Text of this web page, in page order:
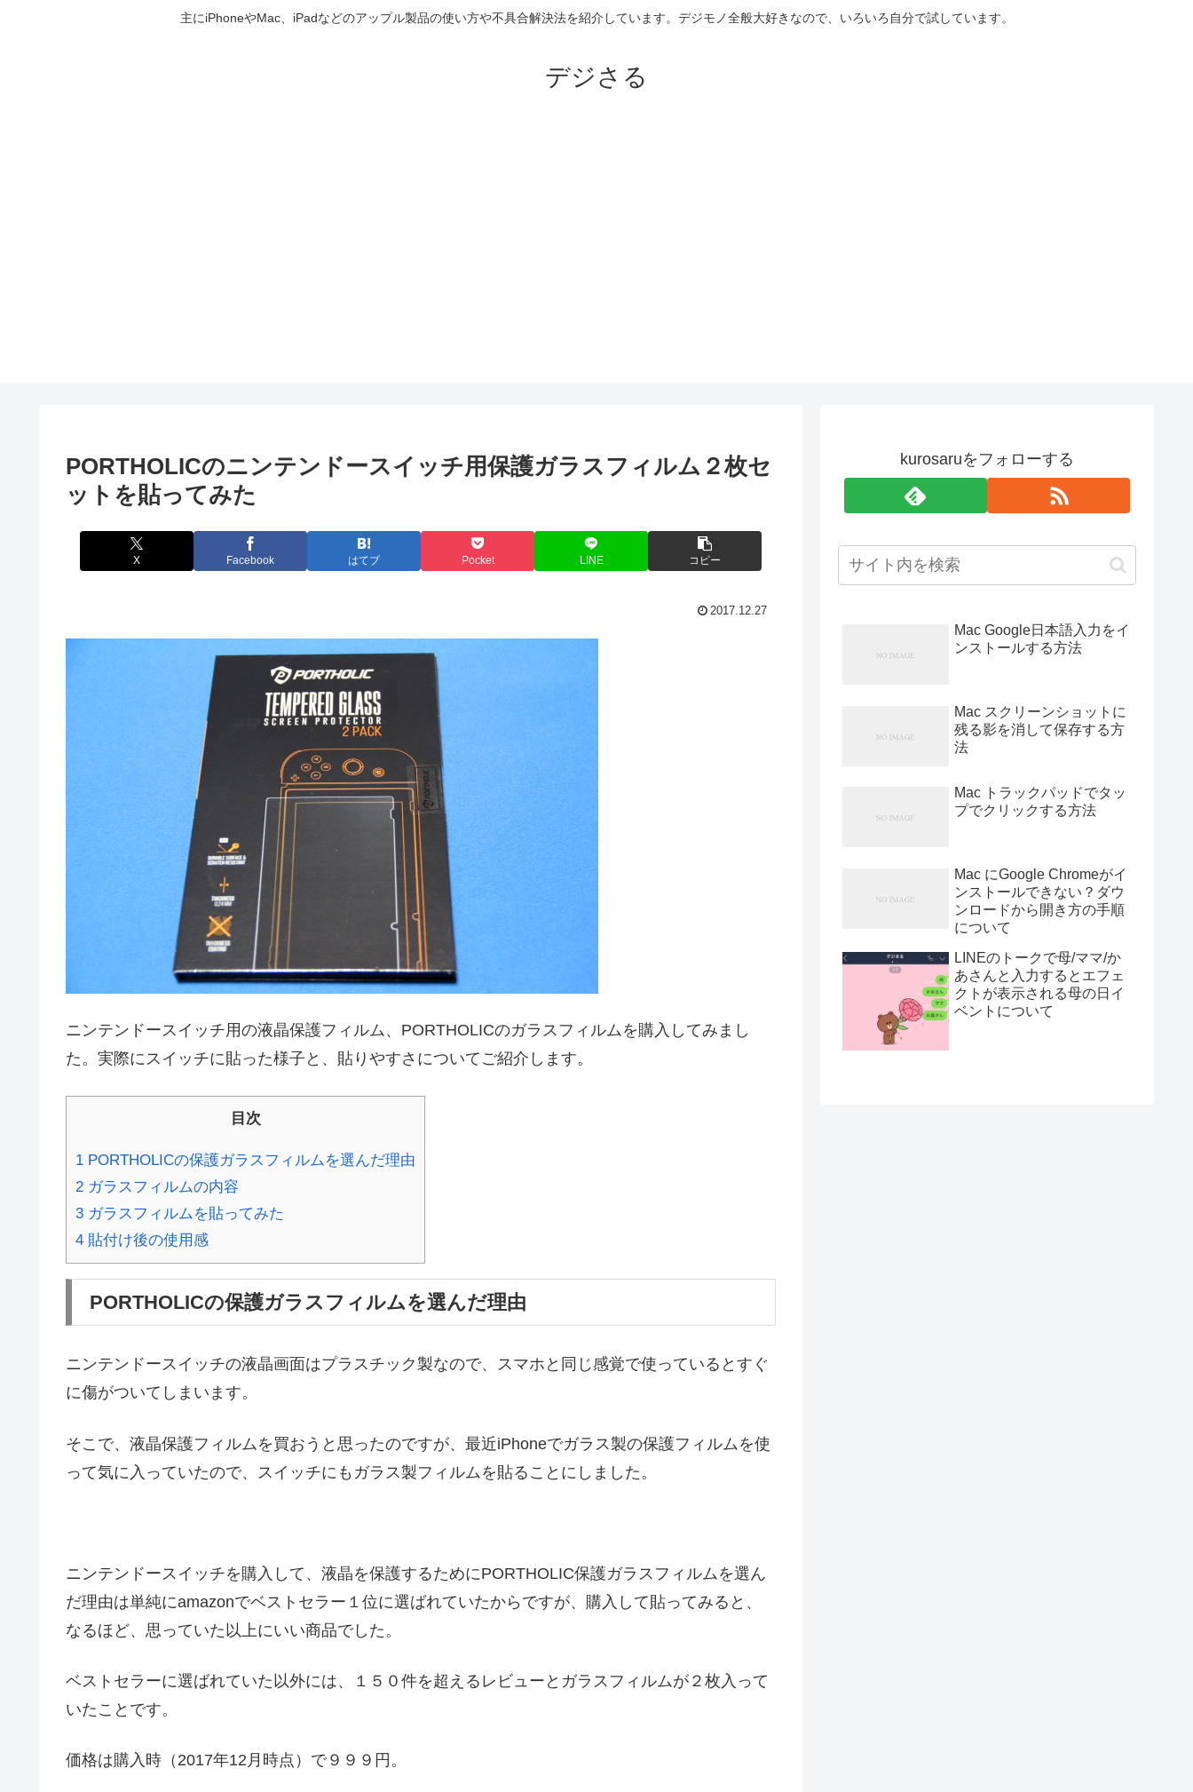
主にiPhoneやMac、iPadなどのアップル製品の使い方や不具合解決法を紹介しています。デジモノ全般大好きなので、いろいろ自分で試しています。
デジさる
PORTHOLICのニンテンドースイッチ用保護ガラスフィルム２枚セ
ットを貼ってみた
X Facebook はてブ Pocket LINE コピー
2017.12.27
ニンテンドースイッチ用の液晶保護フィルム、PORTHOLICのガラスフィルムを購入してみまし
た。実際にスイッチに貼った様子と、貼りやすさについてご紹介します。
目次
1 PORTHOLICの保護ガラスフィルムを選んだ理由
2 ガラスフィルムの内容
3 ガラスフィルムを貼ってみた
4 貼付け後の使用感
PORTHOLICの保護ガラスフィルムを選んだ理由
ニンテンドースイッチの液晶画面はプラスチック製なので、スマホと同じ感覚で使っているとすぐ
に傷がついてしまいます。
そこで、液晶保護フィルムを買おうと思ったのですが、最近iPhoneでガラス製の保護フィルムを使
って気に入っていたので、スイッチにもガラス製フィルムを貼ることにしました。
ニンテンドースイッチを購入して、液晶を保護するためにPORTHOLIC保護ガラスフィルムを選ん
だ理由は単純にamazonでベストセラー１位に選ばれていたからですが、購入して貼ってみると、
なるほど、思っていた以上にいい商品でした。
ベストセラーに選ばれていた以外には、１５０件を超えるレビューとガラスフィルムが２枚入って
いたことです。
価格は購入時（2017年12月時点）で９９９円。
kurosaruをフォローする
Mac Google日本語入力をイ
ンストールする方法
Mac スクリーンショットに
残る影を消して保存する方
法
Mac トラックパッドでタッ
プでクリックする方法
Mac にGoogle Chromeがイ
ンストールできない？ダウ
ンロードから開き方の手順
について
LINEのトークで母/ママ/か
あさんと入力するとエフェ
クトが表示される母の日イ
ベントについて